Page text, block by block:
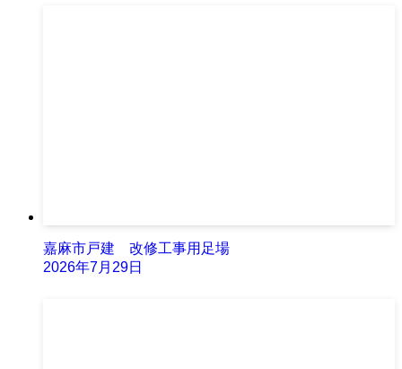
嘉麻市戸建 改修工事用足場
2026年7月29日